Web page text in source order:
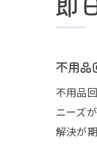
不用品
不用品
ニーズ
解決が